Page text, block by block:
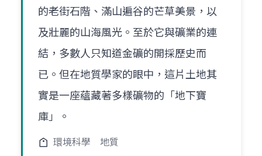
的老街石階、滿山遍谷的芒草美景，以
及壯麗的山海風光。至於它與礦業的連
結，多數人只知道金礦的開採歷史而
已。但在地質學家的眼中，這片土地其
實是一座蘊藏著多樣礦物的「地下寶
庫」。
環境科學 地質